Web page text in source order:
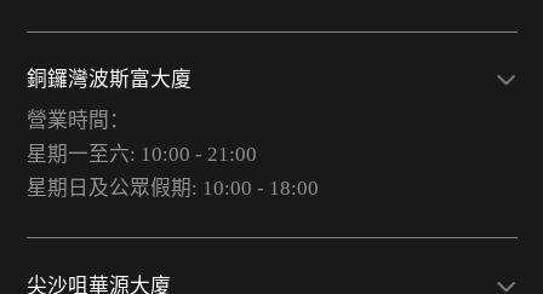
銅鑼灣波斯富大廈
營業時間：
星期一至六: 10:00 - 21:00
星期日及公眾假期: 10:00 - 18:00
尖沙咀華源大廈